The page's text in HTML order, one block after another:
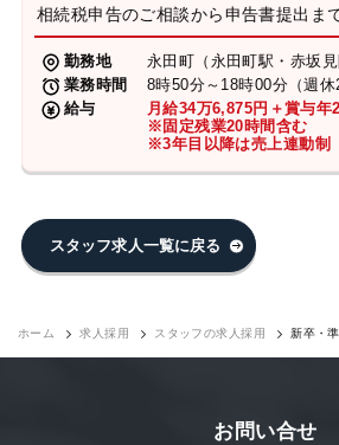
相続税申告のご相談から申告書提出ま
勤務地
永田町（永田町駅・赤坂見
業務時間
8時50分～18時00分（週休
給与
月給34万6,875円＋賞与年
※固定残業20時間含む
※3年目以降は売上連動制
スタッフ求人一覧に戻る
ホーム 求人採用 スタッフの求人採用
新卒・
お問い合せ